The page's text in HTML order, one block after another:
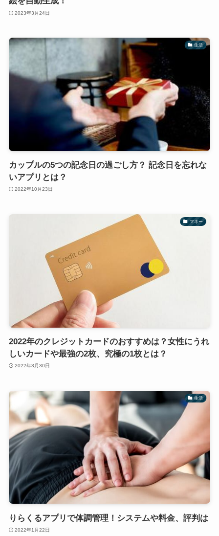
2023年3月24日
生活
カップルの5つの記念日の過ごし方？ 記念日を忘れな
いアプリとは？
2022年10月23日
マネー
2022年のクレジットカードのおすすめは？女性にうれ
しいカードや最強の2枚、究極の1枚とは？
2022年3月30日
生活
りらくるアプリで体調管理！システムや料金、評判は
2022年1月22日